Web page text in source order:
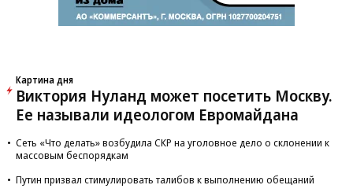
Картина дня
Виктория Нуланд может посетить Москву.
Ее называли идеологом Евромайдана
Сеть «Что делать» возбудила СКР на уголовное дело о склонении к
массовым беспорядкам
Путин призвал стимулировать талибов к выполнению обещаний